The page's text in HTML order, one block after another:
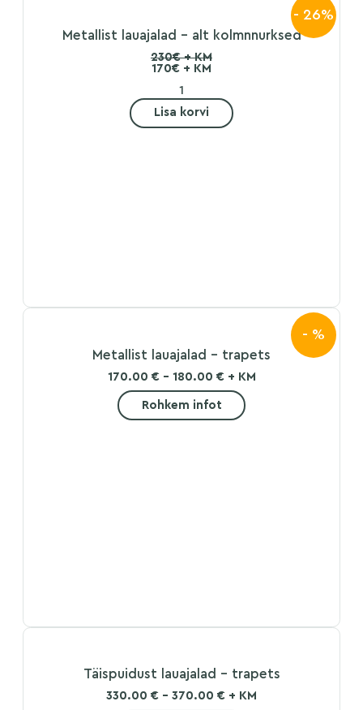
- 26%
Metallist lauajalad – alt kolmnnurksed
230€ + KM
170€ + KM
Lisa korvi
- %
Metallist lauajalad – trapets
170.00 € - 180.00 € + KM
Rohkem infot
Täispuidust lauajalad – trapets
330.00 € - 370.00 € + KM